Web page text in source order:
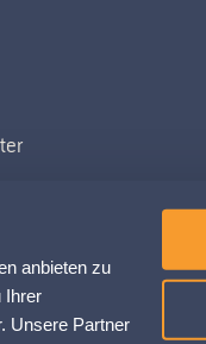
anbieten zu
Ihrer
Unsere Partner